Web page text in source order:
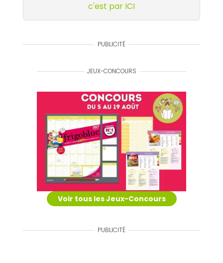
c'est par ICI
PUBLICITÉ
JEUX-CONCOURS
Voir tous les Jeux-Concours
PUBLICITÉ